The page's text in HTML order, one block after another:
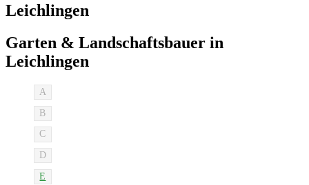
Leichlingen
Garten & Landschaftsbauer in
Leichlingen
A
B
C
D
E